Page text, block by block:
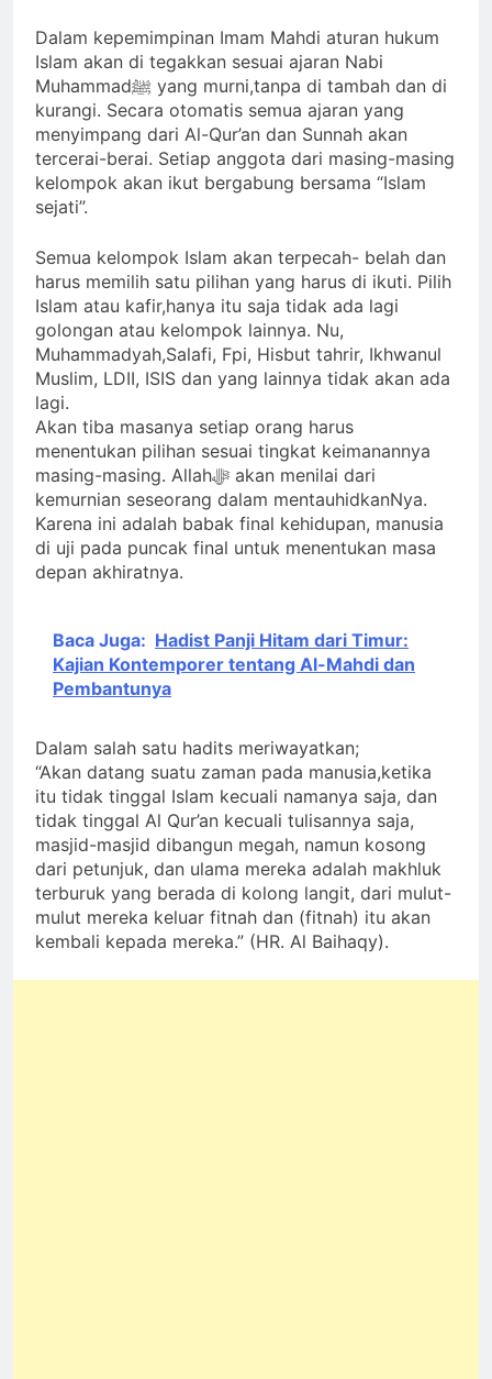
Dalam kepemimpinan Imam Mahdi aturan hukum
Islam akan di tegakkan sesuai ajaran Nabi
Muhammadﷺ yang murni,tanpa di tambah dan di
kurangi. Secara otomatis semua ajaran yang
menyimpang dari Al-Qur’an dan Sunnah akan
tercerai-berai. Setiap anggota dari masing-masing
kelompok akan ikut bergabung bersama “Islam
sejati”.
Semua kelompok Islam akan terpecah- belah dan
harus memilih satu pilihan yang harus di ikuti. Pilih
Islam atau kafir,hanya itu saja tidak ada lagi
golongan atau kelompok lainnya. Nu,
Muhammadyah,Salafi, Fpi, Hisbut tahrir, Ikhwanul
Muslim, LDII, ISIS dan yang lainnya tidak akan ada
lagi.
Akan tiba masanya setiap orang harus
menentukan pilihan sesuai tingkat keimanannya
masing-masing. Allahﷻ akan menilai dari
kemurnian seseorang dalam mentauhidkanNya.
Karena ini adalah babak final kehidupan, manusia
di uji pada puncak final untuk menentukan masa
depan akhiratnya.
Baca Juga: Hadist Panji Hitam dari Timur:
Kajian Kontemporer tentang Al-Mahdi dan
Pembantunya
Dalam salah satu hadits meriwayatkan;
“Akan datang suatu zaman pada manusia,ketika
itu tidak tinggal Islam kecuali namanya saja, dan
tidak tinggal Al Qur’an kecuali tulisannya saja,
masjid-masjid dibangun megah, namun kosong
dari petunjuk, dan ulama mereka adalah makhluk
terburuk yang berada di kolong langit, dari mulut-
mulut mereka keluar fitnah dan (fitnah) itu akan
kembali kepada mereka.” (HR. Al Baihaqy).